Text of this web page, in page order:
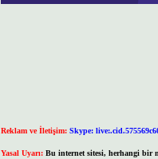
Reklam ve İletişim: Skype:
Yasal Uyarı: Bu internet sitesi, herhangi bir